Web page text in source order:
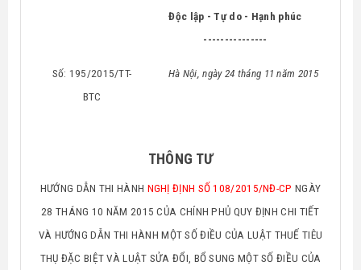
Chế độ kế toán
Độc lập - Tự do - Hạnh phúc
---------------
Số: 195/2015/TT-
BTC
Hà Nội, ngày 24 tháng 11 năm 2015
THÔNG TƯ
HƯỚNG DẪN THI HÀNH NGHỊ ĐỊNH SỐ 108/2015/NĐ-CP NGÀY
28 THÁNG 10 NĂM 2015 CỦA CHÍNH PHỦ QUY ĐỊNH CHI TIẾT
VÀ HƯỚNG DẪN THI HÀNH MỘT SỐ ĐIỀU CỦA LUẬT THUẾ TIÊU
THỤ ĐẶC BIỆT VÀ LUẬT SỬA ĐỔI, BỔ SUNG MỘT SỐ ĐIỀU CỦA